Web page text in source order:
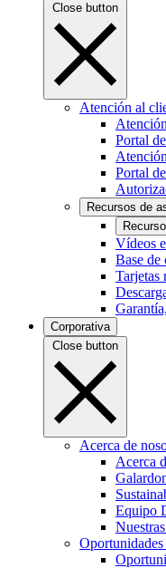
Close button
Atención al
Portal
Portal
Recursos de
Vídeos
Base de
Tarjetas
Corporativa
Close button
Acerca de
Acerca
Equipo